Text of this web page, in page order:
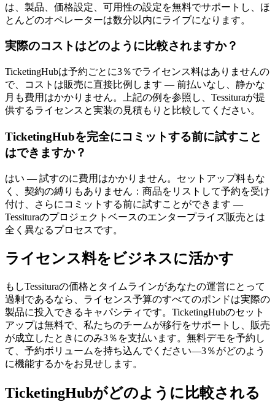
は、製品、価格設定、可用性の設定を無料でサポートし、ほ
とんどのオペレーターは数分以内にライブになります。
実際のコストはどのように比較されますか？
TicketingHubは予約ごとに3％でライセンス料はありませんの
で、コストは販売に直接比例します — 前払いなし、静かな
月も費用はかかりません。上記の例を参照し、Tessituraが提
供するライセンスと実装の見積もりと比較してください。
TicketingHubを完全にコミットする前に試すこと
はできますか？
はい — 試すのに費用はかかりません。セットアップ料もな
く、契約の縛りもありません：商品をリストして予約を受け
付け、さらにコミットする前に試すことができます —
Tessituraのプロジェクトベースのエンタープライズ販売とは
全く異なるプロセスです。
ライセンス料をビジネスに活かす
もしTessituraの価格とタイムラインがあなたの運営にとって
過剰であるなら、ライセンス予算のすべてのポンドは実際の
製品に投入できるキャパシティです。TicketingHubのセット
アップは無料で、私たちのチームが移行をサポートし、販売
が成立したときにのみ3％を支払います。無料デモを予約し
て、予約ボリュームを持ち込んでください—3％がどのよう
に機能するかをお見せします。
TicketingHubがどのように比較される